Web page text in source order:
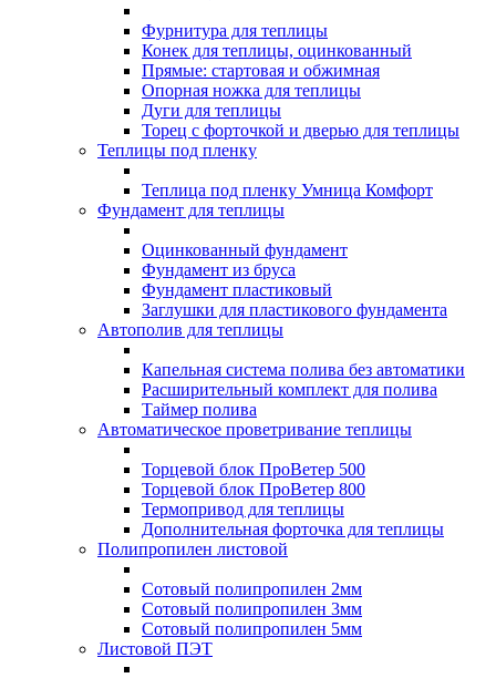
Фурнитура для теплицы
Конек для теплицы, оцинкованный
Прямые: стартовая и обжимная
Опорная ножка для теплицы
Дуги для теплицы
Торец с форточкой и дверью для теплицы
Теплицы под пленку
Теплица под пленку Умница Комфорт
Фундамент для теплицы
Оцинкованный фундамент
Фундамент из бруса
Фундамент пластиковый
Заглушки для пластикового фундамента
Автополив для теплицы
Капельная система полива без автоматики
Расширительный комплект для полива
Таймер полива
Автоматическое проветривание теплицы
Торцевой блок ПроВетер 500
Торцевой блок ПроВетер 800
Термопривод для теплицы
Дополнительная форточка для теплицы
Полипропилен листовой
Сотовый полипропилен 2мм
Сотовый полипропилен 3мм
Сотовый полипропилен 5мм
Листовой ПЭТ